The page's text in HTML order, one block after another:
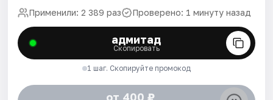
Применили: 2 389 раз Проверено: 1 минуту назад
адмитад
Скопировать
1 шаг. Скопируйте промокод
от 400 ₽